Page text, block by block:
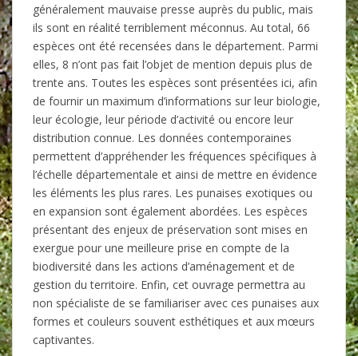
généralement mauvaise presse auprès du public, mais
ils sont en réalité terriblement méconnus. Au total, 66
espèces ont été recensées dans le département. Parmi
elles, 8 n’ont pas fait l’objet de mention depuis plus de
trente ans. Toutes les espèces sont présentées ici, afin
de fournir un maximum d’informations sur leur biologie,
leur écologie, leur période d’activité ou encore leur
distribution connue. Les données contemporaines
permettent d’appréhender les fréquences spécifiques à
l’échelle départementale et ainsi de mettre en évidence
les éléments les plus rares. Les punaises exotiques ou
en expansion sont également abordées. Les espèces
présentant des enjeux de préservation sont mises en
exergue pour une meilleure prise en compte de la
biodiversité dans les actions d’aménagement et de
gestion du territoire. Enfin, cet ouvrage permettra au
non spécialiste de se familiariser avec ces punaises aux
formes et couleurs souvent esthétiques et aux mœurs
captivantes.